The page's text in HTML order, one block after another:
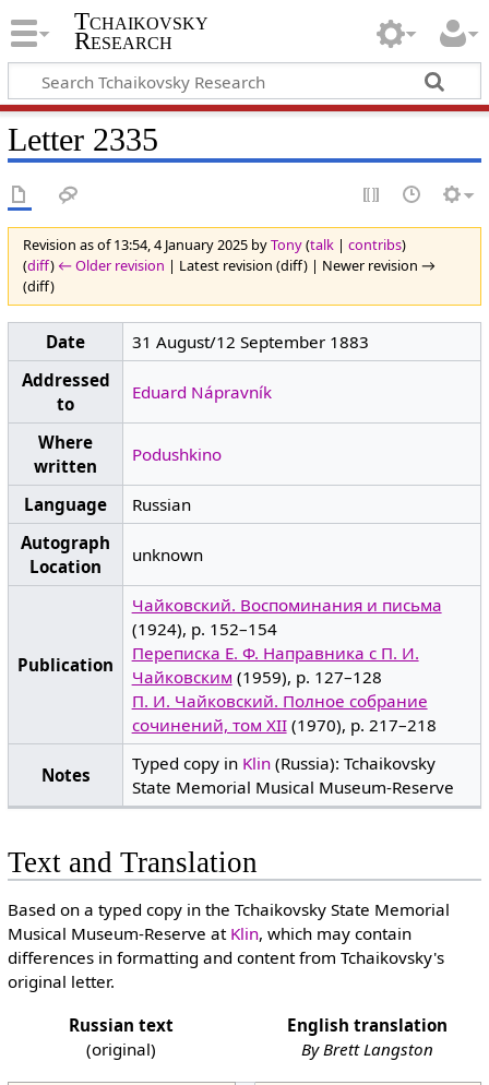
Tchaikovsky
Research
Letter 2335
Revision as of 13:54, 4 January 2025 byTony(talk| contribs)
(diff) ← Older revision | Latest revision (diff) | Newer revision →
(diff)
Date
31 August/12 September 1883
Addressed
to
Eduard Nápravník
Where
written
Podushkino
Language
Russian
Autograph
Location
unknown
Publication
Чайковский. Воспоминания и письма
(1924), p. 152–154
Переписка Е. Ф. Направника с П. И.
Чайковским (1959), p. 127–128
П. И. Чайковский. Полное собрание
сочинений, том XII(1970), p. 217–218
Notes
Typed copy in Klin(Russia): Tchaikovsky
State Memorial Musical Museum-Reserve
Text and Translation
Based on a typed copy in the Tchaikovsky State Memorial
Musical Museum-Reserve at Klin, which may contain
differences in formatting and content from Tchaikovsky's
original letter.
Russian text
(original)
English translation
By Brett Langston